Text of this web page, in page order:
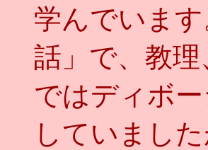
学んでいま
話」で、教
ではディボ
していまし